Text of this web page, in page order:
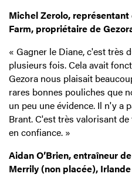
Michel Zerolo,
Farm, propriétaire de
« Gagner le Diane, c'est très
plusieurs fois. Cela avait
Gezora nous plaisait
rares bonnes pouliches que
un peu une évidence. Il n'y a
Brant. C'est très valorisant
en confiance. »
Aidan O’Brien, entraîneur
Merrily (non placée), Irlande